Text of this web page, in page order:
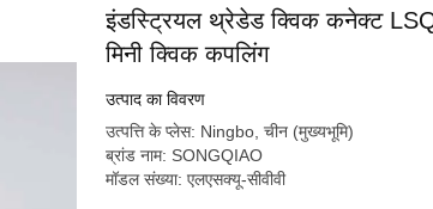
इंडस्ट्रियल थ्रेडेड क्विक कनेक्ट
मिनी क्विक कपलिंग
उत्पाद का विवरण
उत्पत्ति के प्लेस: Ningbo, चीन (मुख्यभूमि)
ब्रांड नाम: SONGQIAO
मॉडल संख्या: एलएसक्यू-सीवीवी